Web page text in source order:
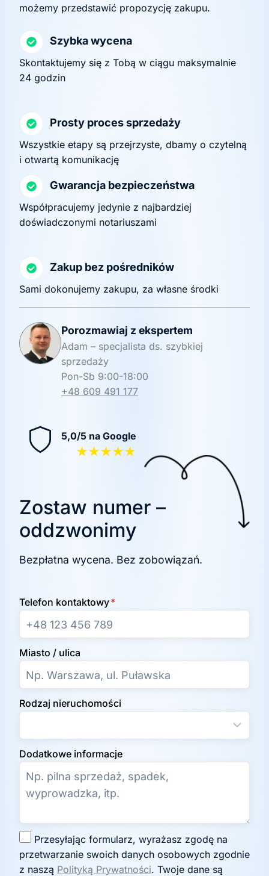
możemy przedstawić propozycję zakupu.
Szybka wycena
Skontaktujemy się z Tobą w ciągu maksymalnie
24 godzin
Prosty proces sprzedaży
Wszystkie etapy są przejrzyste, dbamy o czytelną
i otwartą komunikację
Gwarancja bezpieczeństwa
Współpracujemy jedynie z najbardziej
doświadczonymi notariuszami
Zakup bez pośredników
Sami dokonujemy zakupu, za własne środki
Porozmawiaj z ekspertem
Adam – specjalista ds. szybkiej
sprzedaży
Pon-Sb 9:00-18:00
+48 609 491 177
5,0/5 na Google
★★★★★
Zostaw numer –
oddzwonimy
Bezpłatna wycena. Bez zobowiązań.
Telefon kontaktowy*
Miasto / ulica
Rodzaj nieruchomości
Dodatkowe informacje
g
o
przetwarzanie swoich danych osobowych zgodnie
z naszą Polityką Prywatności. Twoje dane są